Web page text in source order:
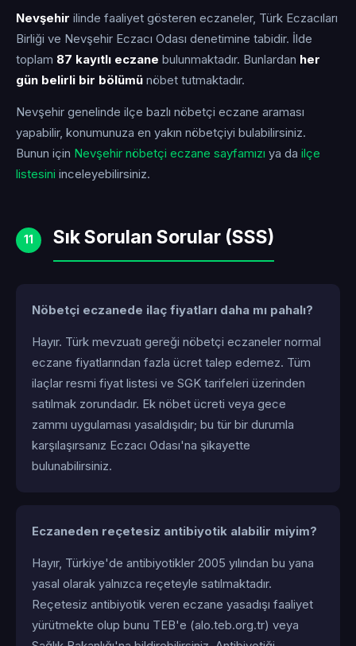
Nevşehir ilinde faaliyet gösteren eczaneler, Türk Eczacıları
Birliği ve Nevşehir Eczacı Odası denetimine tabidir. İlde
toplam 87 kayıtlı eczane bulunmaktadır. Bunlardan her
gün belirli bir bölümü nöbet tutmaktadır.
Nevşehir genelinde ilçe bazlı nöbetçi eczane araması
yapabilir, konumunuza en yakın nöbetçiyi bulabilirsiniz.
Bunun için Nevşehir nöbetçi eczane sayfamızı ya da ilçe
listesini inceleyebilirsiniz.
11 Sık Sorulan Sorular (SSS)
Nöbetçi eczanede ilaç fiyatları daha mı pahalı?
Hayır. Türk mevzuatı gereği nöbetçi eczaneler normal
eczane fiyatlarından fazla ücret talep edemez. Tüm
ilaçlar resmi fiyat listesi ve SGK tarifeleri üzerinden
satılmak zorundadır. Ek nöbet ücreti veya gece
zammı uygulaması yasaldışıdır; bu tür bir durumla
karşılaşırsanız Eczacı Odası'na şikayette
bulunabilirsiniz.
Eczaneden reçetesiz antibiyotik alabilir miyim?
Hayır, Türkiye'de antibiyotikler 2005 yılından bu yana
yasal olarak yalnızca reçeteyle satılmaktadır.
Reçetesiz antibiyotik veren eczane yasadışı faaliyet
yürütmekte olup bunu TEB'e (alo.teb.org.tr) veya